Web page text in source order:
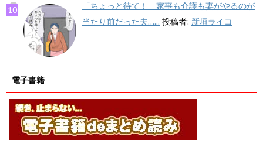
「ちょっと待て！」家事も介護も妻がやるのが
当たり前だった夫…... 投稿者: 新垣ライコ
電子書籍